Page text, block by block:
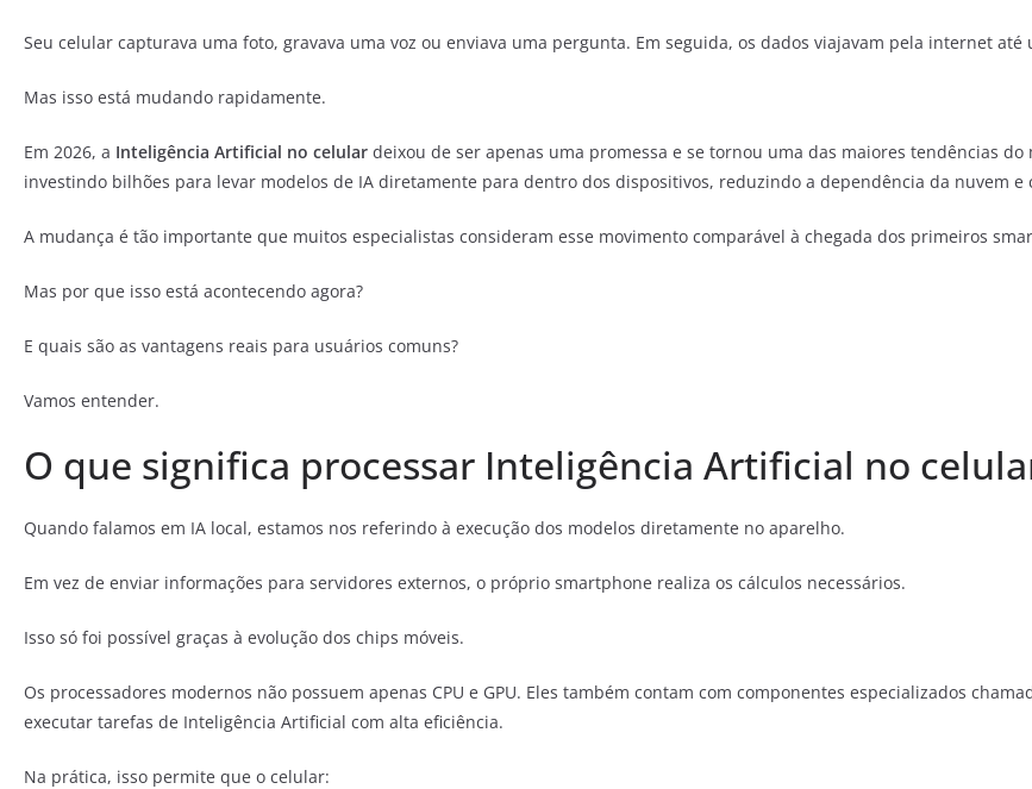
Seu celular capturava uma foto, gravava uma voz ou enviava uma pergunta. Em seguida, os dados viajavam pela internet
Mas isso está mudando rapidamente.
Em 2026, a Inteligência Artificial no celular deixou de ser apenas uma promessa e se tornou uma das maiores tendências
investindo bilhões para levar modelos de IA diretamente para dentro dos dispositivos, reduzindo a dependência da nuvem
A mudança é tão importante que muitos especialistas consideram esse movimento comparável à chegada dos primeiros
Mas por que isso está acontecendo agora?
E quais são as vantagens reais para usuários comuns?
Vamos entender.
O que significa processar Inteligência Artificial no
Quando falamos em IA local, estamos nos referindo à execução dos modelos diretamente no aparelho.
Em vez de enviar informações para servidores externos, o próprio smartphone realiza os cálculos necessários.
Isso só foi possível graças à evolução dos chips móveis.
Os processadores modernos não possuem apenas CPU e GPU. Eles também contam com componentes especializados
executar tarefas de Inteligência Artificial com alta eficiência.
Na prática, isso permite que o celular: